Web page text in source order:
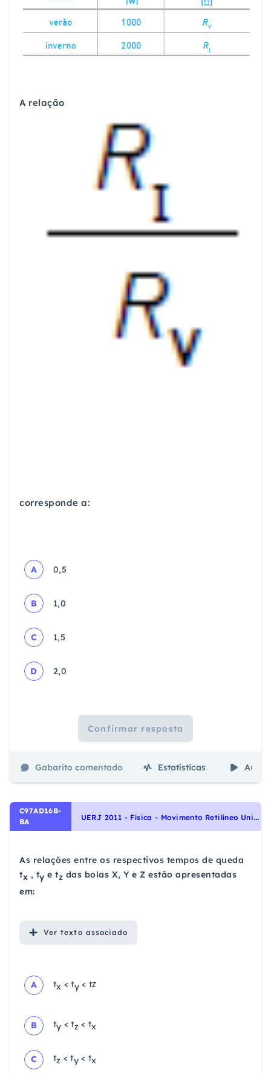
A relação
corresponde a:
A 0,5
B 1,0
C 1,5
D 2,0
Confirmar resposta
Gabarito comentado Estatísticas Aulas
C97AD16B-
BA
U
ERJ 2011 - Física - Movimento Retilíneo Uniformemente Variado, Cinemática
As relações entre os respectivos tempos de queda
tx , ty e tz das bolas X, Y e Z estão apresentadas
em:
Ver texto associado
A tx < ty< tz
B ty < tz < tx
C tz < ty< tx